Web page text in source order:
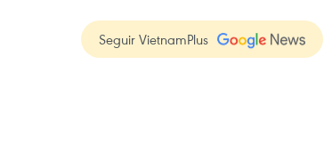
Seguir VietnamPlus